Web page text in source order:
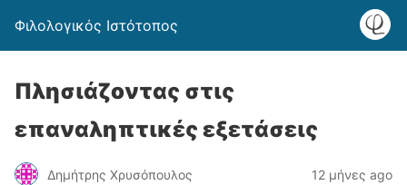
Φιλολογικός Ιστότοπος
Πλησιάζοντας στις
επαναληπτικές εξετάσεις
Δημήτρης Χρυσόπουλος 12 μήνες ago